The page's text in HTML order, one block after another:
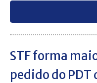
STF forma
pedido do